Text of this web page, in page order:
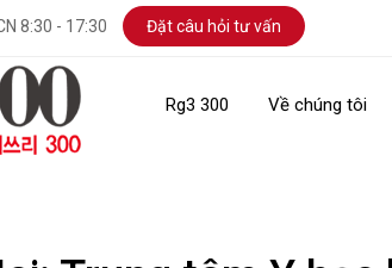
8:30 - 17:30 Đặt câu hỏi tư vấn
Rg3 300 Về chúng tôi